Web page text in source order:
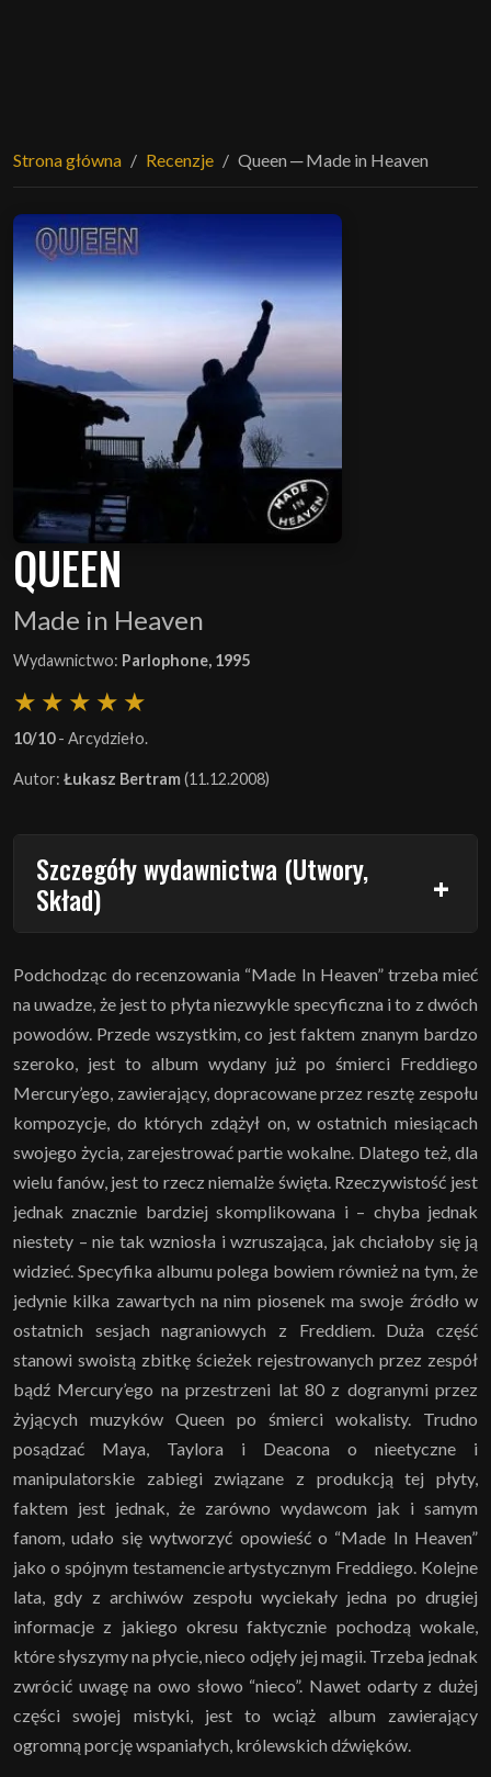
Strona główna Recenzje Queen ─ Made in Heaven
QUEEN
Made in Heaven
Wydawnictwo: Parlophone, 1995
10/10- Arcydzieło.
Autor: Łukasz Bertram(11.12.2008)
Szczegóły wydawnictwa (Utwory,
Skład)
Podchodząc do recenzowania “Made In Heaven” trzeba mieć
na uwadze, że jest to płyta niezwykle specyficzna i to z dwóch
powodów. Przede wszystkim, co jest faktem znanym bardzo
szeroko, jest to album wydany już po śmierci Freddiego
Mercury’ego, zawierający, dopracowane przez resztę zespołu
kompozycje, do których zdążył on, w ostatnich miesiącach
swojego życia, zarejestrować partie wokalne. Dlatego też, dla
wielu fanów, jest to rzecz niemalże święta. Rzeczywistość jest
jednak znacznie bardziej skomplikowana i – chyba jednak
niestety – nie tak wzniosła i wzruszająca, jak chciałoby się ją
widzieć. Specyfika albumu polega bowiem również na tym, że
jedynie kilka zawartych na nim piosenek ma swoje źródło w
ostatnich sesjach nagraniowych z Freddiem. Duża część
stanowi swoistą zbitkę ścieżek rejestrowanych przez zespół
bądź Mercury’ego na przestrzeni lat 80 z dogranymi przez
żyjących muzyków Queen po śmierci wokalisty. Trudno
posądzać Maya, Taylora i Deacona o nieetyczne i
manipulatorskie zabiegi związane z produkcją tej płyty,
faktem jest jednak, że zarówno wydawcom jak i samym
fanom, udało się wytworzyć opowieść o “Made In Heaven”
jako o spójnym testamencie artystycznym Freddiego. Kolejne
lata, gdy z archiwów zespołu wyciekały jedna po drugiej
informacje z jakiego okresu faktycznie pochodzą wokale,
które słyszymy na płycie, nieco odjęły jej magii. Trzeba jednak
zwrócić uwagę na owo słowo “nieco”. Nawet odarty z dużej
części swojej mistyki, jest to wciąż album zawierający
ogromną porcję wspaniałych, królewskich dźwięków.